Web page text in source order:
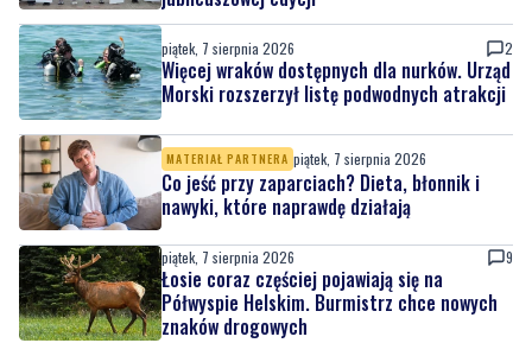
piątek, 7 sierpnia 2026 2
Więcej wraków dostępnych dla nurków. Urząd
Morski rozszerzył listę podwodnych atrakcji
MATERIAŁ PARTNERA piątek, 7 sierpnia 2026
Co jeść przy zaparciach? Dieta, błonnik i
nawyki, które naprawdę działają
piątek, 7 sierpnia 2026 9
Łosie coraz częściej pojawiają się na
Półwyspie Helskim. Burmistrz chce nowych
znaków drogowych